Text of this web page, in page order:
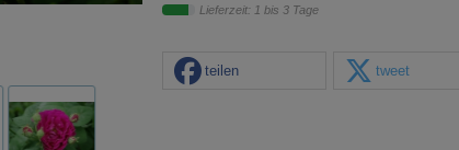
Lieferzeit: 1 bis 3 Tage
teilen tweet